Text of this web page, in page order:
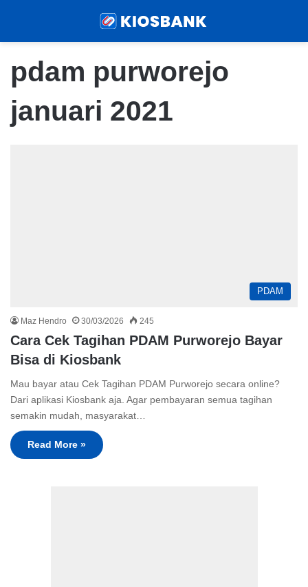
pdam purworejo
januari 2021
PDAM
Maz Hendro 30/03/2026 245
Cara Cek Tagihan PDAM Purworejo Bayar
Bisa di Kiosbank
Mau bayar atau Cek Tagihan PDAM Purworejo secara online?
Dari aplikasi Kiosbank aja. Agar pembayaran semua tagihan
semakin mudah, masyarakat…
Read More »